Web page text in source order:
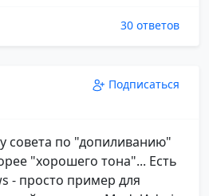
30 ответов
Подписаться
совета по "допиливанию"
"хорошего тона"... Есть
- просто пример для